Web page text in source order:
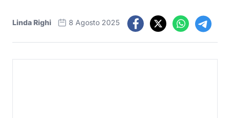
Linda Righi 8 Agosto 2025